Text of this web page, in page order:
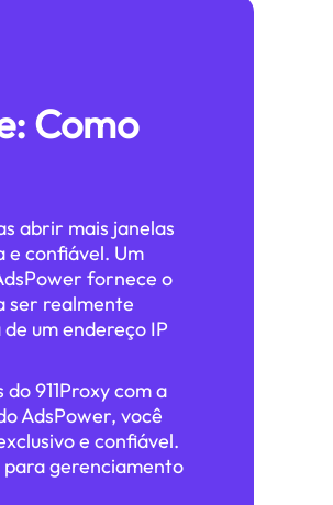
Como
abrir mais janelas
confiável. Um
fornece o
ser realmente
um endereço IP
911Proxy com a
AdsPower, você
e confiável.
gerenciamento